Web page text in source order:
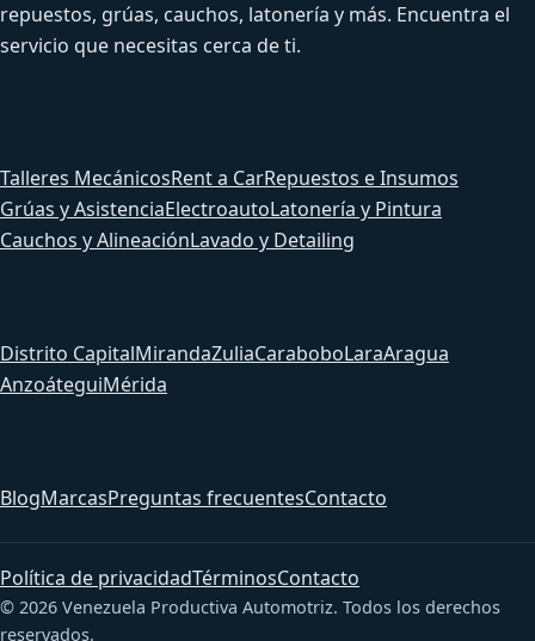
repuestos, grúas, cauchos, latonería y más. Encuentra el
servicio que necesitas cerca de ti.
Talleres MecánicosRent a CarRepuestos e Insumos
Grúas y AsistenciaElectroautoLatonería y Pintura
Cauchos y AlineaciónLavado y Detailing
Distrito CapitalMirandaZuliaCaraboboLaraAragua
AnzoáteguiMérida
BlogMarcasPreguntas frecuentesContacto
Política de privacidadTérminosContacto
© 2026 Venezuela Productiva Automotriz. Todos los derechos
reservados.